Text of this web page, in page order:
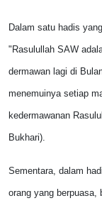
Dalam satu hadis
"Rasulullah SAW
dermawan lagi di
menemuinya setiap
kedermawanan
Bukhari).
Sementara, dalam
orang yang berpuasa,